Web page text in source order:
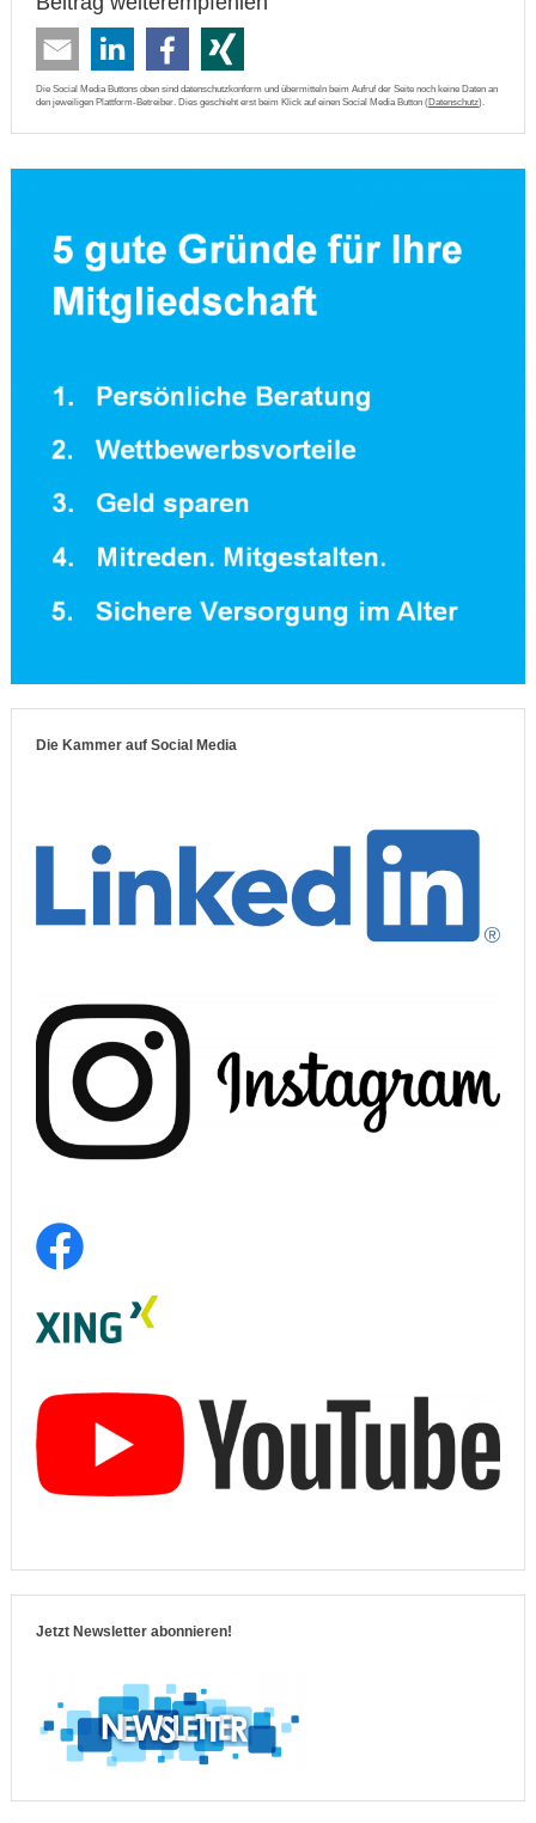
Die Social Media Buttons oben sind datenschutzkonform und übermitteln beim Aufruf der Seite noch keine Daten an
den jeweiligen Plattform-Betreiber. Dies geschieht erst beim Klick auf einen Social Media Button (Datenschutz).
Die Kammer auf Social Media
Jetzt Newsletter abonnieren!